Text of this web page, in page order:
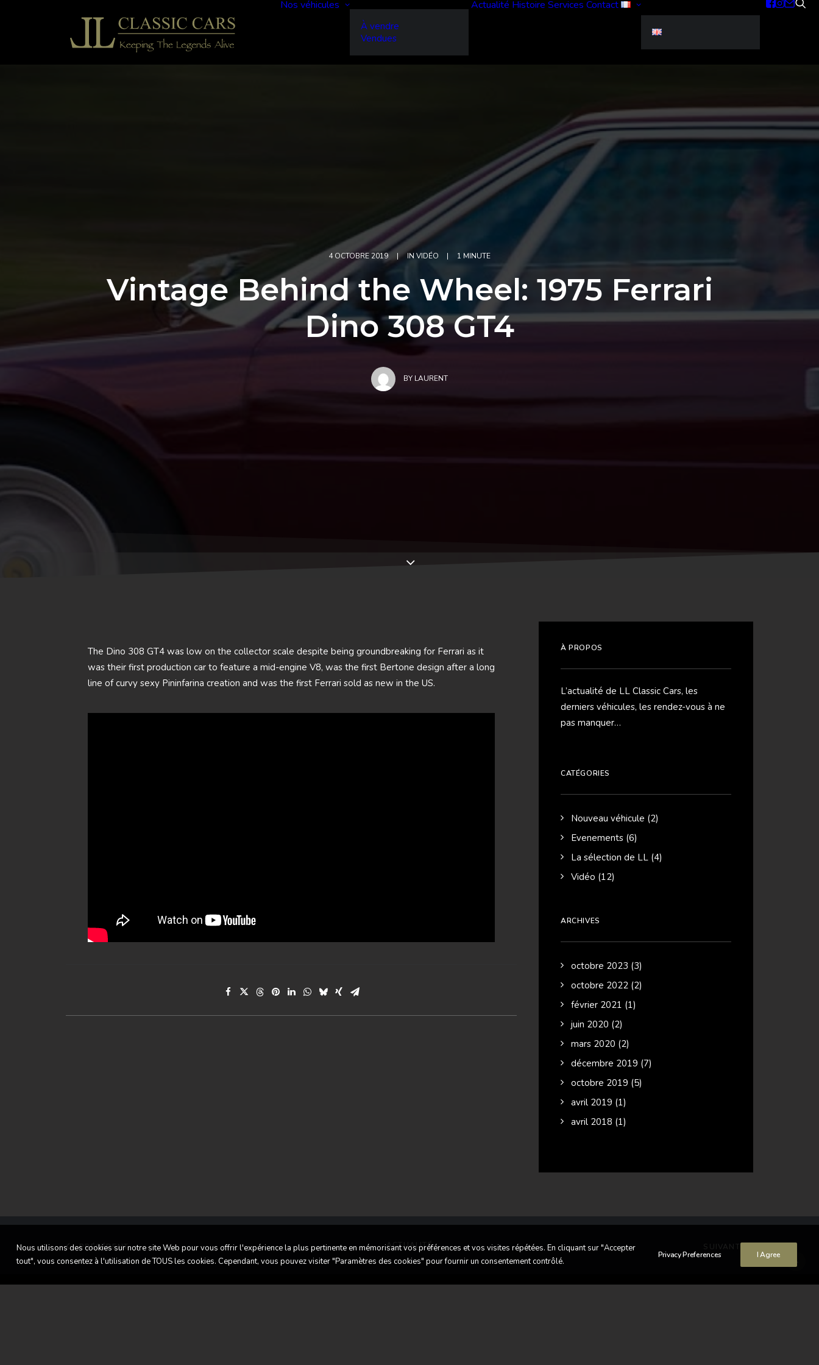
Nos véhicules
À vendre
Vendues
Actualité Histoire Services Contact
4 OCTOBRE 2019 | IN VIDÉO | 1 MINUTE
Vintage Behind the Wheel: 1975 Ferrari
Dino 308 GT4
BY LAURENT
The Dino 308 GT4 was low on the collector scale despite being groundbreaking for Ferrari as it
was their first production car to feature a mid-engine V8, was the first Bertone design after a long
line of curvy sexy Pininfarina creation and was the first Ferrari sold as new in the US.
À PROPOS
L’actualité de LL Classic Cars, les
derniers véhicules, les rendez-vous à ne
pas manquer…
CATÉGORIES
Nouveau véhicule (2)
Evenements (6)
La sélection de LL (4)
Vidéo (12)
ARCHIVES
octobre 2023 (3)
octobre 2022 (2)
février 2021 (1)
juin 2020 (2)
mars 2020 (2)
décembre 2019 (7)
octobre 2019 (5)
avril 2019 (1)
avril 2018 (1)
PRÉCÉDENT ACTUALITÉ
Nous utilisons des cookies sur notre site Web pour vous offrir l'expérience la plus pertinente en mémorisant vos préférences et vos visites répétées. En cliquant sur "Accepter
tout", vous consentez à l'utilisation de TOUS les cookies. Cependant, vous pouvez visiter "Paramètres des cookies" pour fournir un consentement contrôlé.
Privacy Preferences I Agree